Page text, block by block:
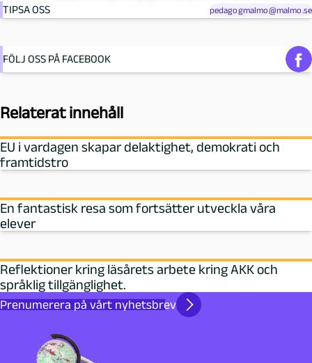
TIPSA OSS
pedagogmalmo@malmo.se
FÖLJ OSS PÅ FACEBOOK
Relaterat innehåll
EU i vardagen skapar delaktighet, demokrati och
framtidstro
En fantastisk resa som fortsätter utveckla våra
elever
Reflektioner kring läsårets arbete kring AKK och
språklig tillgänglighet.
Prenumerera på vårt nyhetsbrev